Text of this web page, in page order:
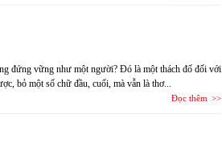
đứng vững như một người? Đó là một thách đố đối với
bỏ một số chữ đầu, cuối, mà vẫn là thơ...
Đọc thêm